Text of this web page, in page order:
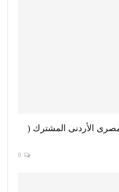
الأردنى المشترك (